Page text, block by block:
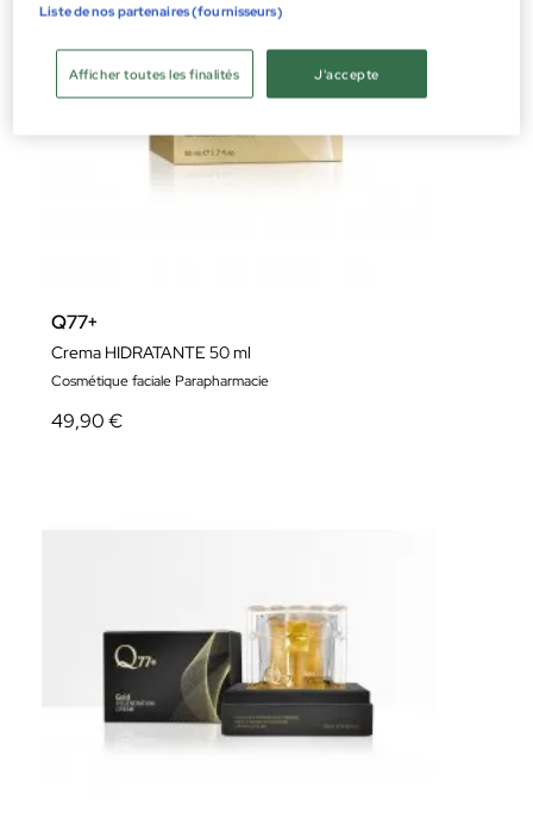
Q77+
Crema HIDRATANTE 50 ml
Cosmétique faciale Parapharmacie
49,90 €
Liste de nos partenaires (fournisseurs)
J'accepte
Afficher toutes les finalités